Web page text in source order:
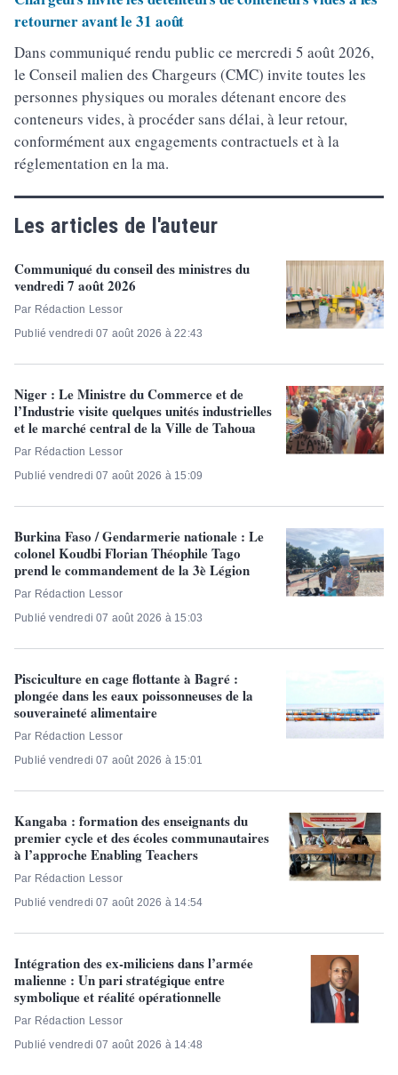
retourner avant le 31 août
Dans communiqué rendu public ce mercredi 5 août 2026,
le Conseil malien des Chargeurs (CMC) invite toutes les
personnes physiques ou morales détenant encore des
conteneurs vides, à procéder sans délai, à leur retour,
conformément aux engagements contractuels et à la
réglementation en la ma.
Les articles de l'auteur
Communiqué du conseil des ministres du
vendredi 7 août 2026
Par Rédaction Lessor
Publié vendredi 07 août 2026 à 22:43
Niger : Le Ministre du Commerce et de
l’Industrie visite quelques unités industrielles
et le marché central de la Ville de Tahoua
Par Rédaction Lessor
Publié vendredi 07 août 2026 à 15:09
Burkina Faso / Gendarmerie nationale : Le
colonel Koudbi Florian Théophile Tago
prend le commandement de la 3è Légion
Par Rédaction Lessor
Publié vendredi 07 août 2026 à 15:03
Pisciculture en cage flottante à Bagré :
plongée dans les eaux poissonneuses de la
souveraineté alimentaire
Par Rédaction Lessor
Publié vendredi 07 août 2026 à 15:01
Kangaba : formation des enseignants du
premier cycle et des écoles communautaires
à l’approche Enabling Teachers
Par Rédaction Lessor
Publié vendredi 07 août 2026 à 14:54
Intégration des ex-miliciens dans l’armée
malienne : Un pari stratégique entre
symbolique et réalité opérationnelle
Par Rédaction Lessor
Publié vendredi 07 août 2026 à 14:48